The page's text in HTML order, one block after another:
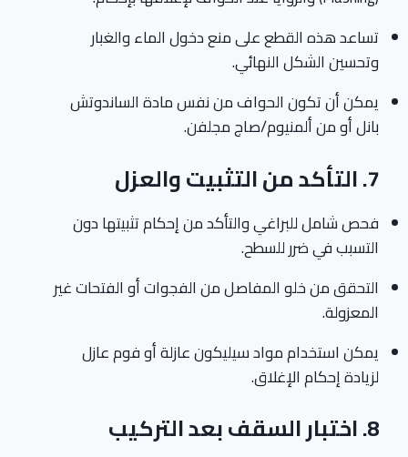
تساعد هذه القطع على منع دخول الماء والغبار
وتحسين الشكل النهائي.
يمكن أن تكون الحواف من نفس مادة الساندوتش
بانل أو من ألمنيوم/صاج مجلفن.
7. التأكد من التثبيت والعزل
فحص شامل للبراغي والتأكد من إحكام تثبيتها دون
التسبب في ضرر للسطح.
التحقق من خلو المفاصل من الفجوات أو الفتحات غير
المعزولة.
يمكن استخدام مواد سيليكون عازلة أو فوم عازل
لزيادة إحكام الإغلاق.
8. اختبار السقف بعد التركيب